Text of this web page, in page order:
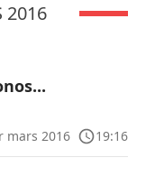
2016
mars 2016
19:16